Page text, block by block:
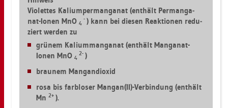
Vio­let­tes Ka­li­um­per­man­ga­nat (ent­hält Per­man­ga­
nat-Ionen MnO 4
- ) kann bei die­sen Re­ak­tio­nen re­du­
ziert wer­den zu
grü­nem Ka­lium­man­ga­nat (ent­hält Man­ga­nat-
Ionen MnO 4
2- )
brau­nem Mang­an­di­oxid
rosa bis farb­lo­ser Man­gan(II)-Ver­bin­dung (ent­hält
Mn 2+ ).